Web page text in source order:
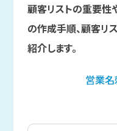
顧客リストの重要性
の作成手順、顧客リ
紹介します。
営業